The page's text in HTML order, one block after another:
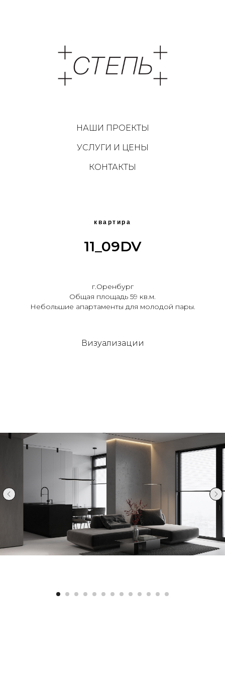
НАШИ ПРОЕКТЫ
УСЛУГИ И ЦЕНЫ
КОНТАКТЫ
квартира
11_09DV
г.Оренбург
Общая площадь 59 кв.м.
Небольшие апартаменты для молодой пары.
Визуализации